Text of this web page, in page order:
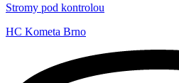
Stromy pod kontrolou
HC Kometa Brno